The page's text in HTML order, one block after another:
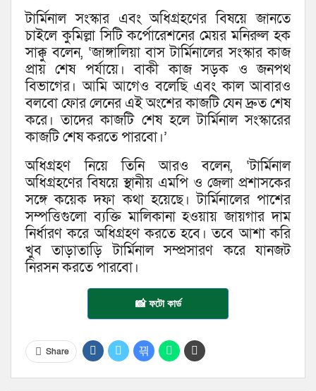
টার্মিনাল সংস্কার এবং অধিগ্রহণের বিষয়ে জানতে
চাইলে কুমিল্লা সিটি কর্পোরেশনের মেয়র মনিরুল হক
সাক্কু বলেন, ‘জাঙ্গালিয়া বাস টার্মিনালের সংস্কার কাজ
প্রায় শেষ পর্যায়ে। বাকী কাজ সড়ক ও জনপথ
বিভাগের। আমি আগেও বলেছি এবং কাল আবারও
বলবো ফোর লেনের এই অংশের কাজটি যেন দ্রুত শেষ
করে। তাদের কাজটি শেষ হলে টার্মিনাল সংস্কারের
কাজটি শেষ করতে পারবো।’
অধিগ্রহণ নিয়ে তিনি আরও বলেন, ‘টার্মিনাল
অধিগ্রহণের বিষয়ে স্থানীয় এমপি ও জেলা প্রশাসকের
সঙ্গে কয়েক দফা কথা হয়েছে। টার্মিনালের পাশের
সম্পত্তিগুলো ব্যক্তি মালিকানা হওয়ায় জায়গার দাম
নির্ধারণ করে অধিগ্রহণ করতে হবে। তবে আশা করি
খুব তাড়াতাড়ি টার্মিনাল সম্প্রসারণ করে যানজট
নিরসন করতে পারবো।
📸 ফটো কার্ড
Share